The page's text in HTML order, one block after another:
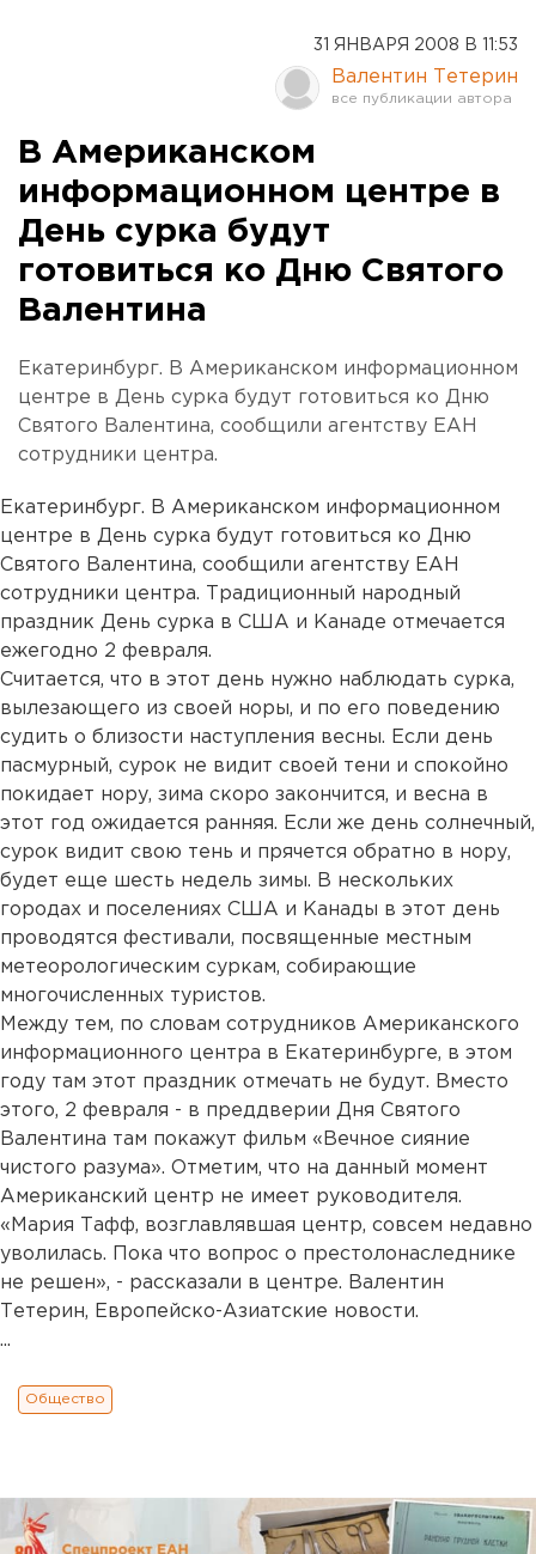
31 ЯНВАРЯ 2008 В 11:53
Валентин Тетерин
В Американском
информационном центре в
День сурка будут
готовиться ко Дню Святого
Валентина
Екатеринбург. В Американском информационном
центре в День сурка будут готовиться ко Дню
Святого Валентина, сообщили агентству ЕАН
сотрудники центра.
Екатеринбург. В Американском информационном
центре в День сурка будут готовиться ко Дню
Святого Валентина, сообщили агентству ЕАН
сотрудники центра. Традиционный народный
праздник День сурка в США и Канаде отмечается
ежегодно 2 февраля.
Считается, что в этот день нужно наблюдать сурка,
вылезающего из своей норы, и по его поведению
судить о близости наступления весны. Если день
пасмурный, сурок не видит своей тени и спокойно
покидает нору, зима скоро закончится, и весна в
этот год ожидается ранняя. Если же день солнечный,
сурок видит свою тень и прячется обратно в нору,
будет еще шесть недель зимы. В нескольких
городах и поселениях США и Канады в этот день
проводятся фестивали, посвященные местным
метеорологическим суркам, собирающие
многочисленных туристов.
Между тем, по словам сотрудников Американского
информационного центра в Екатеринбурге, в этом
году там этот праздник отмечать не будут. Вместо
этого, 2 февраля - в преддверии Дня Святого
Валентина там покажут фильм «Вечное сияние
чистого разума». Отметим, что на данный момент
Американский центр не имеет руководителя.
«Мария Тафф, возглавлявшая центр, совсем недавно
уволилась. Пока что вопрос о престолонаследнике
не решен», - рассказали в центре. Валентин
Тетерин, Европейско-Азиатские новости.
...
Общество